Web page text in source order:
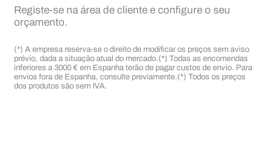
Registe-se na área de cliente e configure o seu
orçamento.
(*) A empresa reserva-se o direito de modificar os preços sem aviso
prévio, dada a situação atual do mercado. (*) Todas as encomendas
inferiores a 3000 € em Espanha terão de pagar custos de envio. Para
envios fora de Espanha, consulte previamente. (*) Todos os preços
dos produtos são sem IVA.